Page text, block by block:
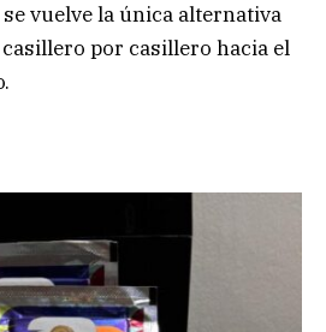
vuelve la única alternativa
por casillero hacia el